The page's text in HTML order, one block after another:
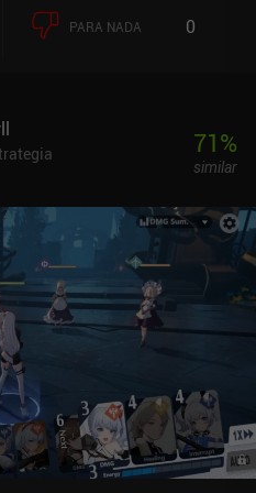
de clase encontrando una
exploramos. Las clases
recursos escasos que
conseguirlos. Durante el
maná que se repone
que estas habilidades
más profunda, pero no lo
que sus homólogas
sin embargo, es en los
empezamos cada batalla sin
recursos limitados a
Doom & Destiny es un
Android y 2,99 dólares en iOS,
por 0,99 dólares. A pesar de
y actualizaciones que ha recibido
juego está ligeramente
RPG menos caros con
PARA NADA 0
71%
similar